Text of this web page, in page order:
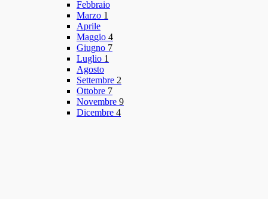
Febbraio
Marzo 1
Aprile
Maggio 4
Giugno 7
Luglio 1
Agosto
Settembre 2
Ottobre 7
Novembre 9
Dicembre 4